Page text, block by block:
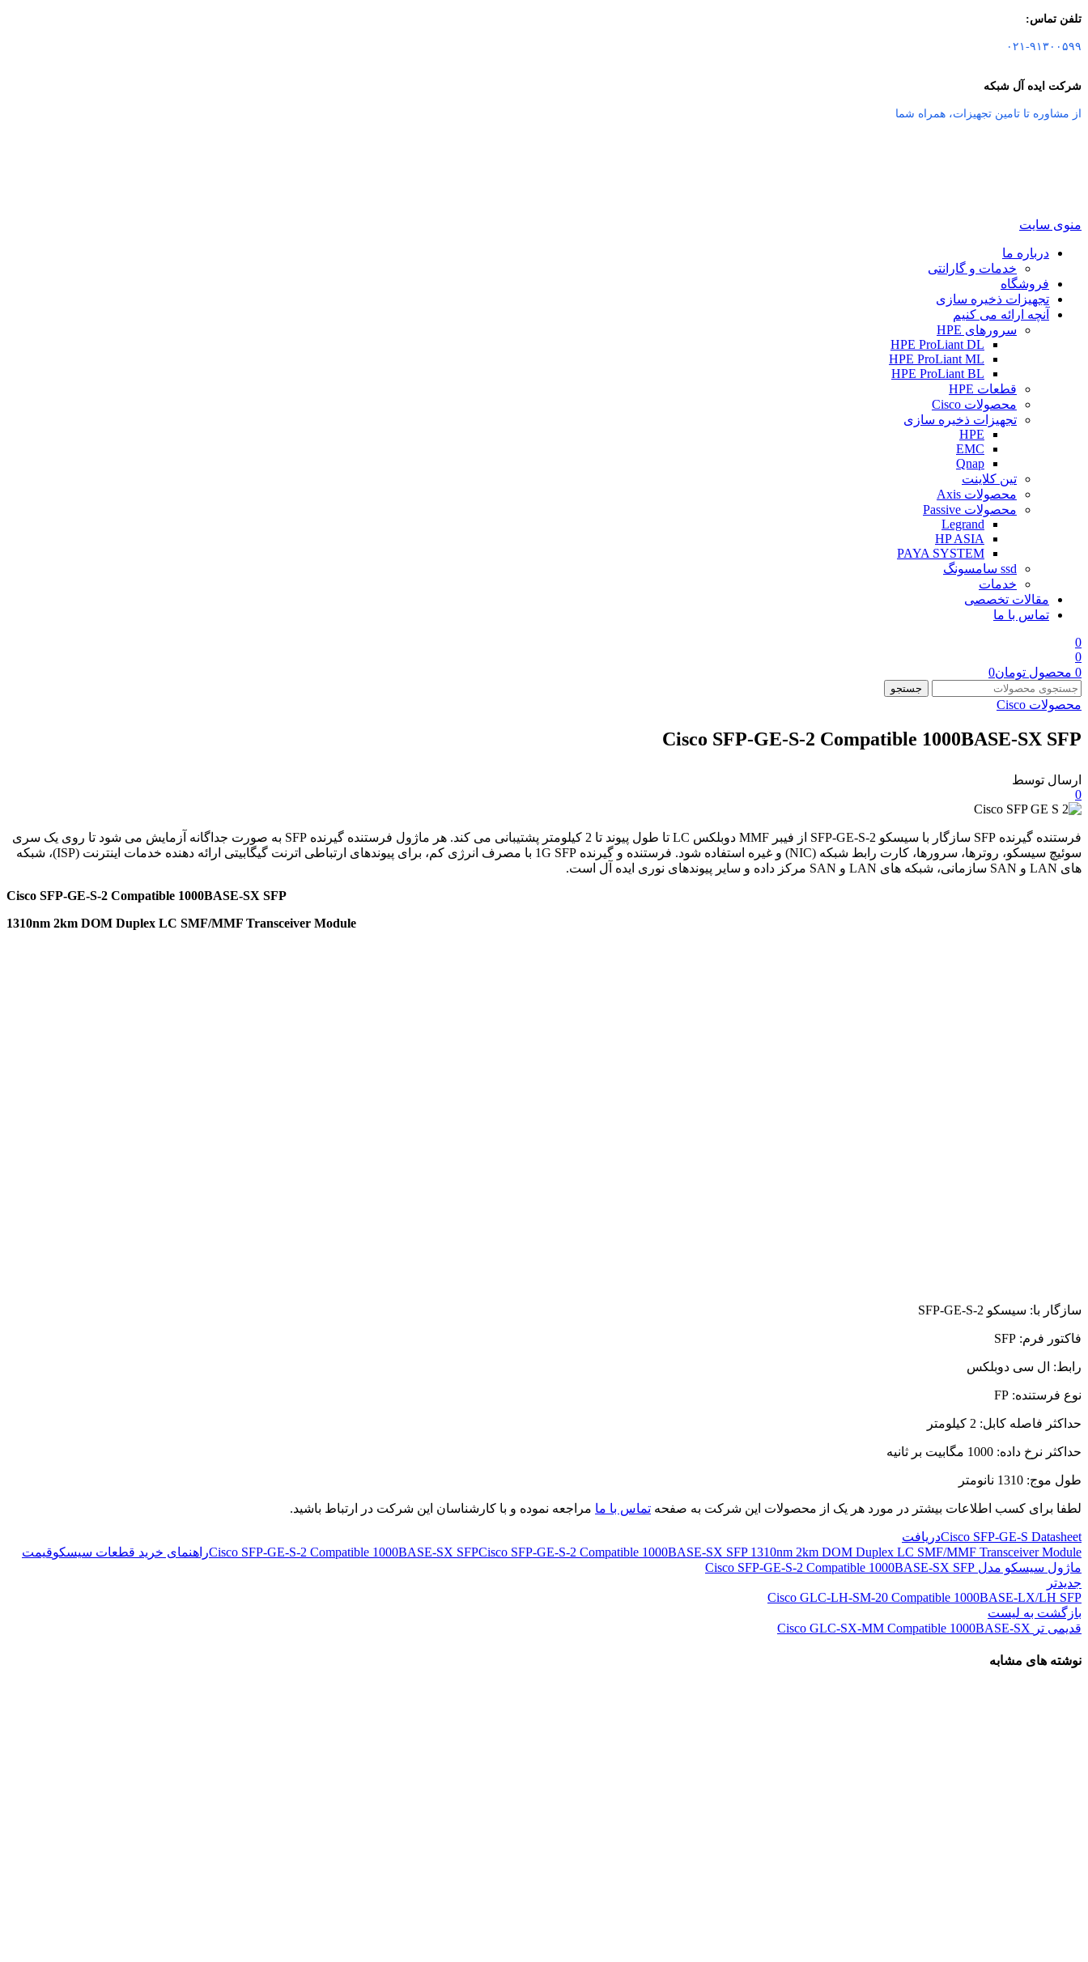
تلفن تماس:
۰۲۱-۹۱۳۰۰۵۹۹
شرکت ایده آل شبکه
از مشاوره تا تامین تجهیزات، همراه شما
منوی سایت
درباره ما
خدمات و گارانتی
فروشگاه
تجهیزات ذخیره سازی
آنچه ارائه می کنیم
سرورهای HPE
HPE ProLiant DL
HPE ProLiant ML
HPE ProLiant BL
قطعات HPE
محصولات Cisco
تجهیزات ذخیره سازی
HPE
EMC
Qnap
تین کلاینت
محصولات Axis
محصولات Passive
Legrand
HP ASIA
PAYA SYSTEM
ssd سامسونگ
خدمات
مقالات تخصصی
تماس با ما
0
0
0 محصول تومان0
جستجو
محصولات Cisco
Cisco SFP-GE-S-2 Compatible 1000BASE-SX SFP
ارسال توسط
0
فرستنده گیرنده SFP سازگار با سیسکو SFP-GE-S-2 از فیبر MMF دوبلکس LC تا طول پیوند تا 2 کیلومتر پشتیبانی می کند. هر ماژول فرستنده گیرنده SFP به صورت جداگانه آزمایش می شود تا روی یک سری
سوئیچ سیسکو، روترها، سرورها، کارت رابط شبکه (NIC) و غیره استفاده شود. فرستنده و گیرنده 1G SFP با مصرف انرژی کم، برای پیوندهای ارتباطی اترنت گیگابیتی ارائه دهنده خدمات اینترنت (ISP)، شبکه
های LAN و SAN سازمانی، شبکه های LAN و SAN مرکز داده و سایر پیوندهای نوری ایده آل است.
Cisco SFP-GE-S-2 Compatible 1000BASE-SX SFP
1310nm 2km DOM Duplex LC SMF/MMF Transceiver Module
سازگار با: سیسکو SFP-GE-S-2
فاکتور فرم: SFP
رابط: ال سی دوبلکس
نوع فرستنده: FP
حداکثر فاصله کابل: 2 کیلومتر
حداکثر نرخ داده: 1000 مگابیت بر ثانیه
طول موج: 1310 نانومتر
لطفا برای کسب اطلاعات بیشتر در مورد هر یک از محصولات این شرکت به صفحه تماس با ما مراجعه نموده و با کارشناسان این شرکت در ارتباط باشید.
Cisco SFP-GE-S Datasheetدریافت
Cisco SFP-GE-S-2 Compatible 1000BASE-SX SFPCisco SFP-GE-S-2 Compatible 1000BASE-SX SFP 1310nm 2km DOM Duplex LC SMF/MMF Transceiver Module راهنمای خرید قطعات سیسکوقیمت
ماژول سیسکو مدل Cisco SFP-GE-S-2 Compatible 1000BASE-SX SFP
جدیدتر
Cisco GLC-LH-SM-20 Compatible 1000BASE-LX/LH SFP
بازگشت به لیست
قدیمی تر Cisco GLC-SX-MM Compatible 1000BASE-SX
نوشته های مشابه